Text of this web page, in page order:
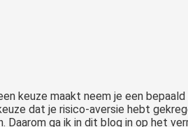
keuze maakt neem je een
dat je risico-aversie hebt
ga ik in dit blog in op het